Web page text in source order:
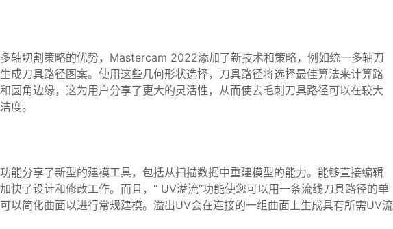
轴切割策略的优势，Mastercam 2022添加了新技术和策略，例如统一多轴刀
成刀具路径图案。使用这些几何形状选择，刀具路径将选择最佳算法来计算路
圆角边缘，这为用户分享了更大的灵活性，从而使去毛刺刀具路径可以在较大
度。
能分享了新型的建模工具，包括从扫描数据中重建模型的能力。能够直接编辑
快了设计和修改工作。而且，“ UV溢流”功能使您可以用一条流线刀具路径的单
以简化曲面以进行常规建模。溢出UV会在连接的一组曲面上生成具有所需UV流